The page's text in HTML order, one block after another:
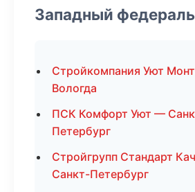
Западный
Стройкомпания Уют
Вологда
ПСК Комфорт Уют —
Петербург
Стройгрупп Стандарт
Санкт-Петербург